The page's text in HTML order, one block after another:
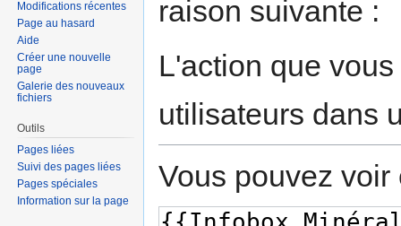
raison suivante :
L'action que
utilisateurs dans
Vous pouvez
Modifications récentes
Page au hasard
Aide
Créer une nouvelle
page
Galerie des nouveaux
fichiers
Outils
Pages liées
Suivi des pages liées
Pages spéciales
Information sur la page